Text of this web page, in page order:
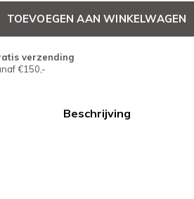
TOEVOEGEN AAN WINKELWAGEN
verzending
€150,-
Beschrijving